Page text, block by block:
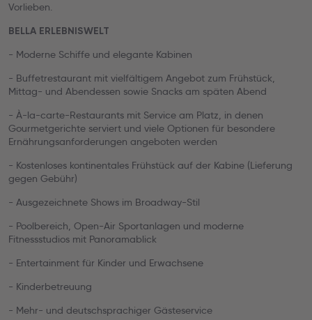
Vorlieben.
BELLA ERLEBNISWELT
- Moderne Schiffe und elegante Kabinen
- Buffetrestaurant mit vielfältigem Angebot zum Frühstück,
Mittag- und Abendessen sowie Snacks am späten Abend
- À-la-carte-Restaurants mit Service am Platz, in denen
Gourmetgerichte serviert und viele Optionen für besondere
Ernährungsanforderungen angeboten werden
- Kostenloses kontinentales Frühstück auf der Kabine (Lieferung
gegen Gebühr)
- Ausgezeichnete Shows im Broadway-Stil
- Poolbereich, Open-Air Sportanlagen und moderne
Fitnessstudios mit Panoramablick
- Entertainment für Kinder und Erwachsene
- Kinderbetreuung
- Mehr- und deutschsprachiger Gästeservice